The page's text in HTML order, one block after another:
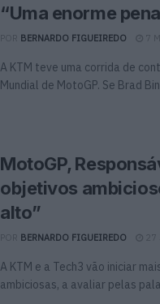
“Uma enorme
BERNARDO FIGUEIREDO 7
A KTM teve uma corrida de
Mundial de MotoGP. Se Brad
MotoGP,
objetivos
alto”
BERNARDO FIGUEIREDO 27
A KTM e a Tech3 vão iniciar
ambiciosas, a avaliar pelas